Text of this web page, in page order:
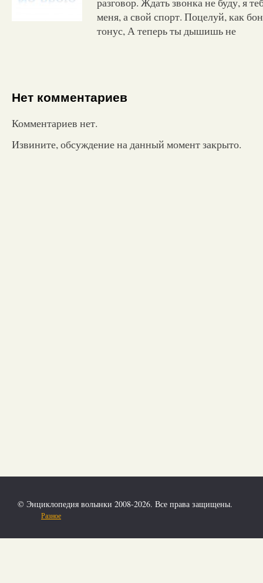
меня, а свой спорт. Поцелуй, как
тонус, А теперь ты дышишь не
Нет комментариев
Комментариев нет.
Извините, обсуждение на данный момент закрыто.
© Энциклопедия волынки 2008-2026. Все права защищены.
Разное